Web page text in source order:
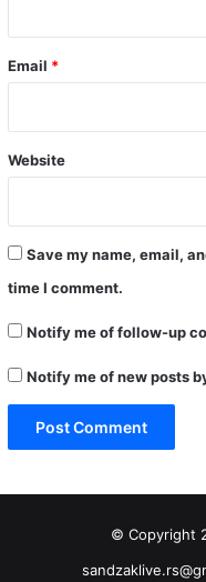
Email *
Website
Save my name, email,
time I comment.
Notify me of follow-up
Notify me of new posts
© Copyright